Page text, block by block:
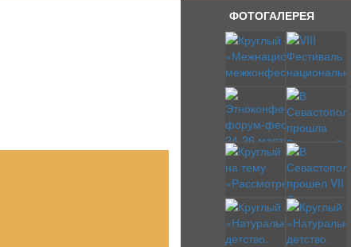
ФОТОГАЛЕРЕЯ